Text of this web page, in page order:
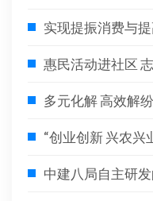
实现提振消费与
惠民活动进社区
多元化解 高效解
“创业创新 兴农兴
中建八局自主研